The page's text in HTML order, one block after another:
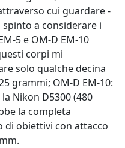
cui guardare -
a considerare i
5 e OM-D EM-10
corpi mi
solo qualche decina
grammi; OM-D EM-10:
Nikon D5300 (480
la completa
di obiettivi con attacco